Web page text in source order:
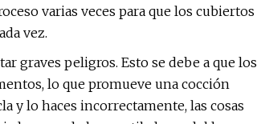
varias veces para que los cubiertos
vez.
graves peligros. Esto se debe a que los
lo que promueve una cocción
y lo haces incorrectamente, las cosas